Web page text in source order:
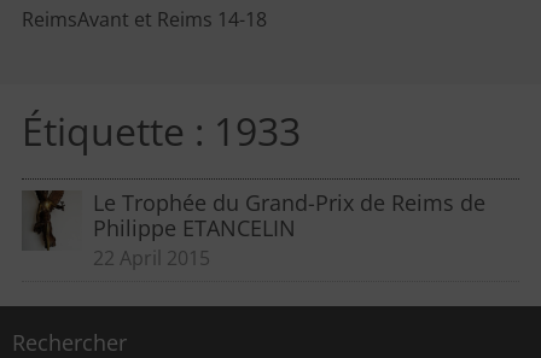
ReimsAvant et Reims 14-18
Étiquette : 1933
Le Trophée du Grand-Prix de Reims de
Philippe ETANCELIN
22 April 2015
Rechercher